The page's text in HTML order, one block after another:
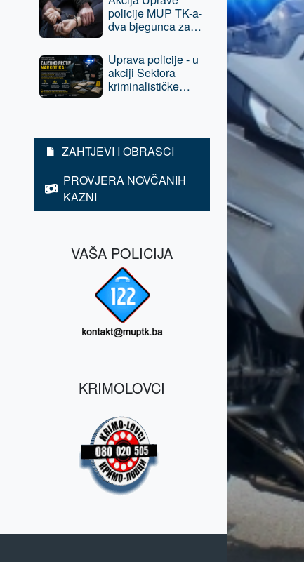
sloboda
policije MUP TK-a-
dva bjegunca za
raspisane potrage
pronađeni i lišeni
slobode
Uprava policije - u
akciji Sektora
kriminalističke
oduzeta sloboda -
predat je tužilaštvu
ZAHTJEVI I OBRASCI
PROVJERA NOVČANIH
KAZNI
VAŠA POLICIJA
KRIMOLOVCI